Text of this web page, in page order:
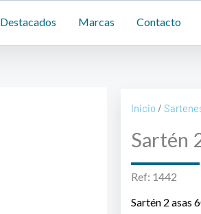
Destacados Marcas Contacto
Inicio /
Sartén
Ref: 1442
Sartén 2 asas